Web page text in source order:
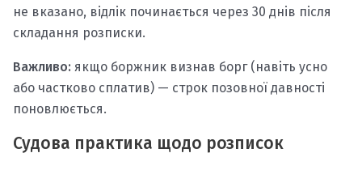
не вказано, відлік починається через 30 днів після
складання розписки.
Важливо: якщо боржник визнав борг (навіть усно
або частково сплатив) — строк позовної давності
поновлюється.
Судова практика щодо розписок